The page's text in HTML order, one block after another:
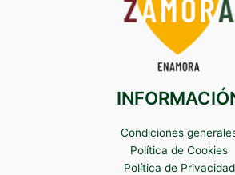
Condiciones
Política de Cookies
Política de Privacidad